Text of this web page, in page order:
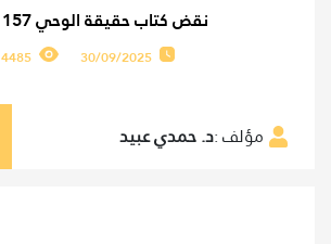
نقض كتاب حقيقة الوحي 157 159
30/09/2025
4485
مؤلف :د. حمدي عبيد